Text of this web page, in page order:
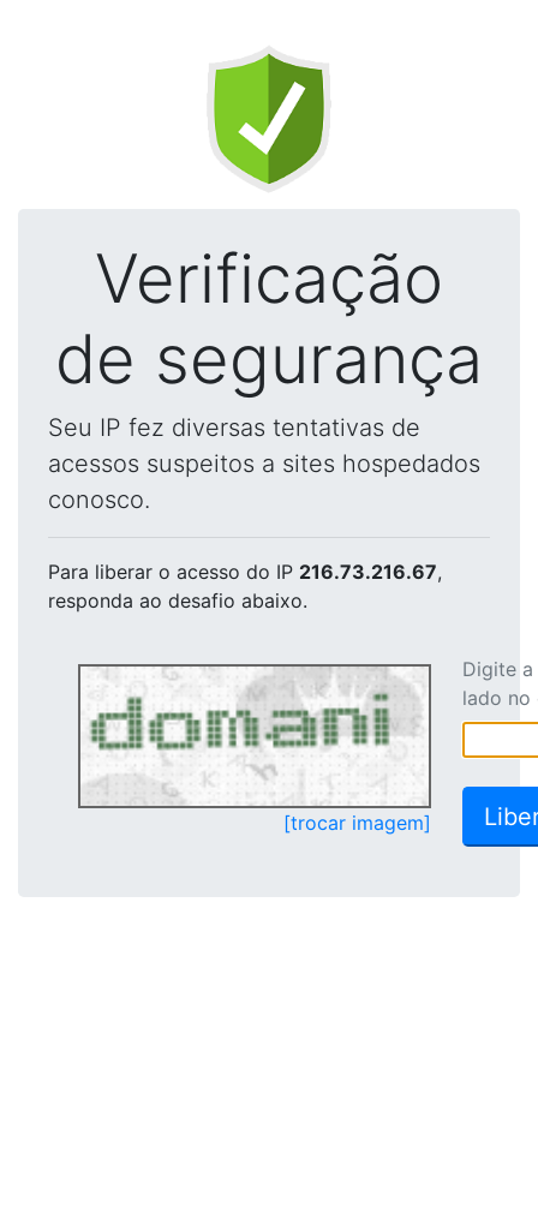
Verificação
de segurança
Seu IP fez diversas tentativas de
acessos suspeitos a sites hospedados
conosco.
Para liberar o acesso do IP 216.73.216.67,
responda ao desafio abaixo.
[trocar imagem]
Digite
lado no